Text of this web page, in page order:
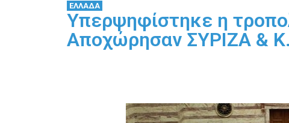
ΕΛΛΑΔΑ
Υπερψηφίστηκε η
Αποχώρησαν ΣΥΡΙΖΑ &